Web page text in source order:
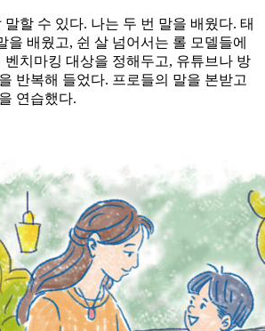
할 수 있다. 나는 두 번 말을 배웠다. 태
을 배웠고, 쉰 살 넘어서는 롤 모델들에
벤치마킹 대상을 정해두고, 유튜브나 방
반복해 들었다. 프로들의 말을 본받고
연습했다.